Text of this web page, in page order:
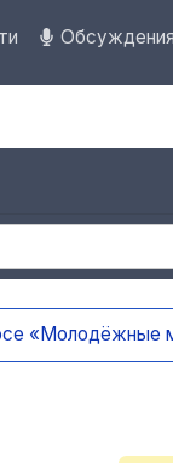
Обсуждения
21 час назад